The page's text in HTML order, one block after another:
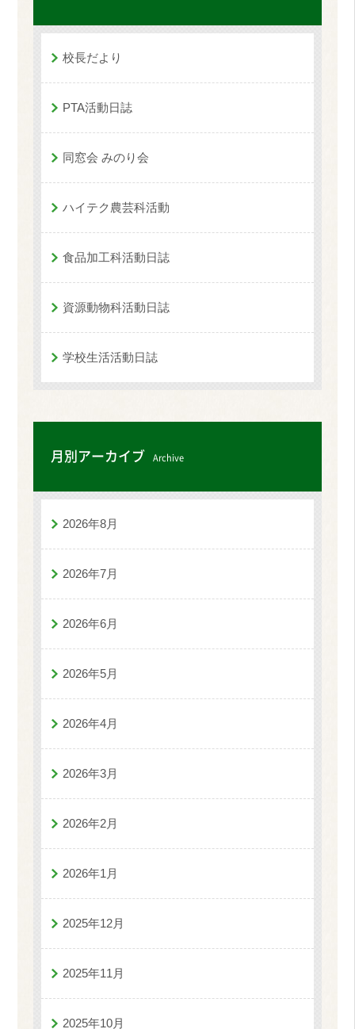
校長だより
PTA活動日誌
同窓会 みのり会
ハイテク農芸科活動
食品加工科活動日誌
資源動物科活動日誌
学校生活活動日誌
月別アーカイブ Archive
2026年8月
2026年7月
2026年6月
2026年5月
2026年4月
2026年3月
2026年2月
2026年1月
2025年12月
2025年11月
2025年10月